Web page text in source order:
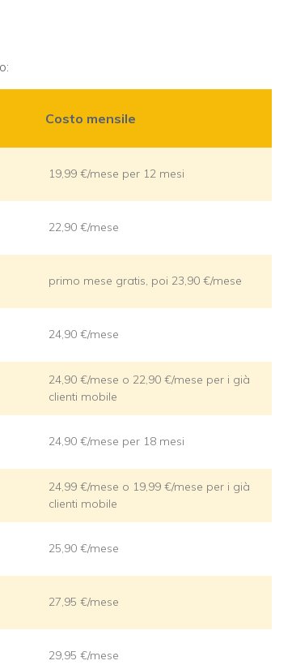
Costo mensile
19,99 €/mese per 12 mesi
22,90 €/mese
primo mese gratis, poi 23,90 €/mese
24,90 €/mese
24,90 €/mese o 22,90 €/mese per i già
clienti mobile
24,90 €/mese per 18 mesi
24,99 €/mese o 19,99 €/mese per i già
clienti mobile
25,90 €/mese
27,95 €/mese
29,95 €/mese